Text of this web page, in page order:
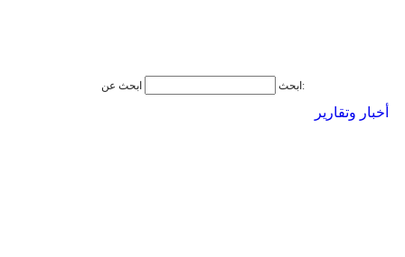
ابحث ابحث عن:
أخبار وتقارير